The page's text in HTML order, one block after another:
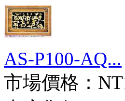
AS-P100-AQ...
市場價格：